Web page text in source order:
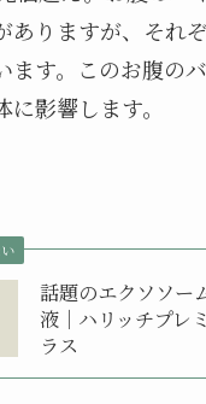
ありますが、それ
ます。このお腹の
影響します。
話題のエクソソー
液｜ハリッチプレ
ラス